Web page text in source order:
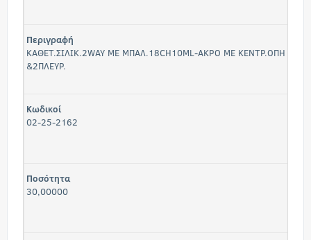
Περιγραφή
ΚΑΘΕΤ.ΣΙΛΙΚ.2WAY ΜΕ ΜΠΑΛ.18CH10ML-ΑΚΡΟ ΜΕ ΚΕΝΤΡ.ΟΠΗ
&2ΠΛΕΥΡ.
Κωδικοί
02-25-2162
Ποσότητα
30,00000